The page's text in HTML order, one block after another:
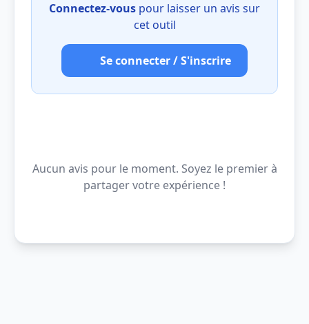
Connectez-vous pour laisser un avis sur
cet outil
Se connecter / S'inscrire
Aucun avis pour le moment. Soyez le premier à
partager votre expérience !